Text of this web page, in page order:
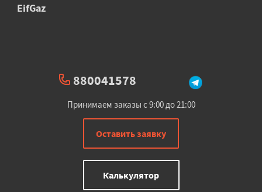
EifGaz
880041578
Принимаем заказы с 9:00 до 21:00
Оставить заявку
Калькулятор